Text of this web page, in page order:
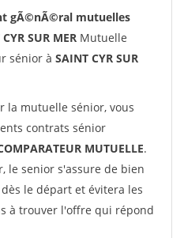
gÃ©nÃ©ral mutuelles
SUR MER Mutuelle
sénior à SAINT CYR SUR
la mutuelle sénior, vous
contrats sénior
MUTUELLE.
le senior s'assure de bien
dès le départ et évitera les
à trouver l'offre qui répond